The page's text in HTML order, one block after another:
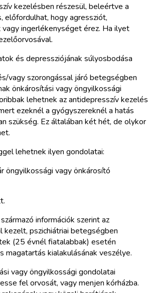
kezelésben részesül, beleértve a
hogy agressziót,
ingerlékenységet érez. Ha ilyet
és depressziójának súlyosbodása
vagy szorongással járó betegségben
önkárosítási vagy öngyilkossági
lehetnek az antidepresszív kezelés
ezeknél a gyógyszereknél a hatás
szükség. Ez általában két hét, de olykor
lehetnek ilyen gondolatai:
öngyilkossági vagy önkárosító
információk szerint az
kezelt, pszichiátriai betegségben
(25 évnél fiatalabbak) esetén
magatartás kialakulásának veszélye.
vagy öngyilkossági gondolatai
fel orvosát, vagy menjen kórházba.